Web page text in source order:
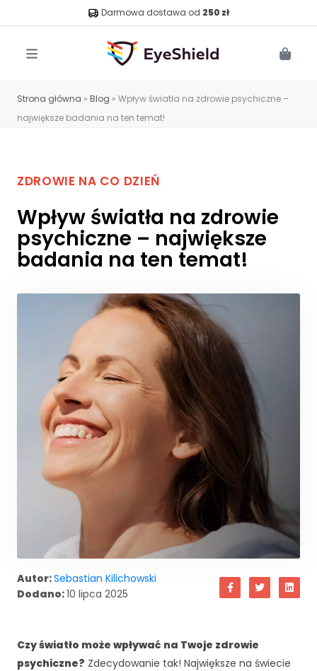
Darmowa dostawa od 250 zł
Strona główna » Blog » Wpływ światła na zdrowie psychiczne –
największe badania na ten temat!
ZDROWIE NA CO DZIEŃ
Wpływ światła na zdrowie
psychiczne – największe
badania na ten temat!
Autor:Sebastian Kilichowski
Dodano:10 lipca 2025
Czy światło może wpływać na Twoje zdrowie
psychiczne? Zdecydowanie tak! Największe na świecie